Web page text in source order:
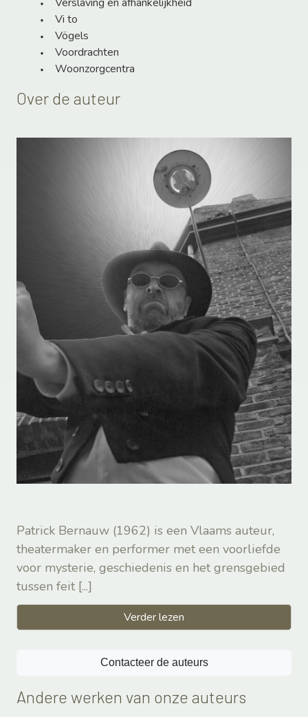
Vi to
Vögels
Voordrachten
Woonzorgcentra
Over de auteur
Patrick Bernauw (1962) is een Vlaams auteur,
theatermaker en performer met een voorliefde
voor mysterie, geschiedenis en het grensgebied
tussen feit [...]
Verder lezen
Contacteer de auteurs
Andere werken van onze auteurs